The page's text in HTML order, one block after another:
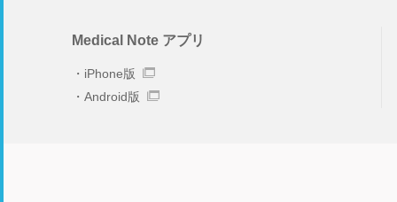
Medical Note アプリ
iPhone版
Android版